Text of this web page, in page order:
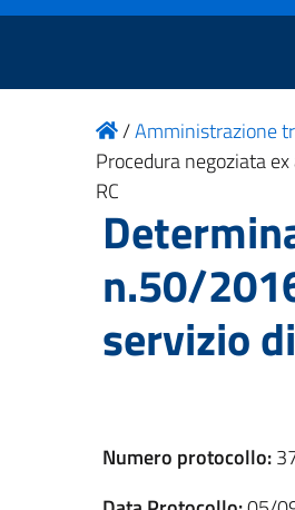
/Amministrazione
Procedura negoziata
RC
n.50/
servizio
Numero protocollo: